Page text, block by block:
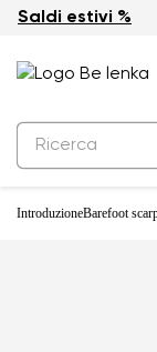
Saldi estivi %
IntroduzioneBarefoot